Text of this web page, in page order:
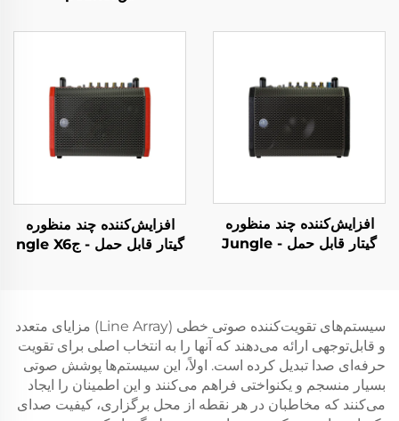
افزایش‌کننده چند منظوره
گیتار قابل حمل - Jungle
افزایش‌کننده چند منظوره
گیتار قابل حمل - جngle X6
سیستم‌های تقویت‌کننده صوتی خطی (Line Array) مزایای متعدد
و قابل‌توجهی ارائه می‌دهند که آنها را به انتخاب اصلی برای تقویت
حرفه‌ای صدا تبدیل کرده است. اولاً، این سیستم‌ها پوشش صوتی
بسیار منسجم و یکنواختی فراهم می‌کنند و این اطمینان را ایجاد
می‌کنند که مخاطبان در هر نقطه از محل برگزاری، کیفیت صدای